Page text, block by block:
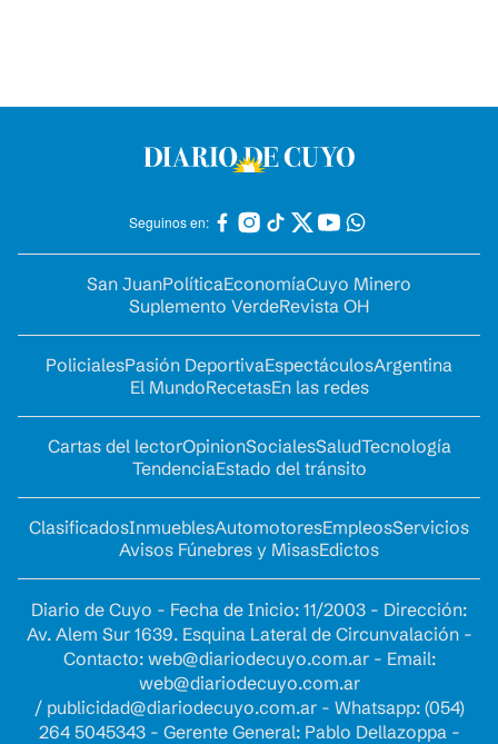
Seguinos en:
San JuanPolíticaEconomíaCuyo Minero
Suplemento VerdeRevista OH
PolicialesPasión DeportivaEspectáculosArgentina
El MundoRecetasEn las redes
Cartas del lectorOpinionSocialesSaludTecnología
TendenciaEstado del tránsito
ClasificadosInmueblesAutomotoresEmpleosServicios
Avisos Fúnebres y MisasEdictos
Diario de Cuyo - Fecha de Inicio: 11/2003 - Dirección:
Av. Alem Sur 1639. Esquina Lateral de Circunvalación -
Contacto: web@diariodecuyo.com.ar- Email:
web@diariodecuyo.com.ar
/ publicidad@diariodecuyo.com.ar- Whatsapp: (054)
264 5045343 - Gerente General: Pablo Dellazoppa -